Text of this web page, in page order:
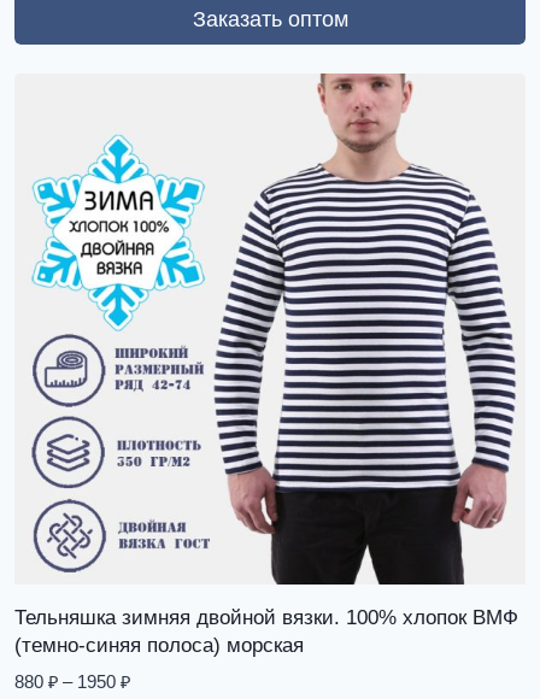
Заказать оптом
Тельняшка зимняя двойной вязки. 100% хлопок ВМФ
(темно-синяя полоса) морская
880 ₽ – 1950 ₽